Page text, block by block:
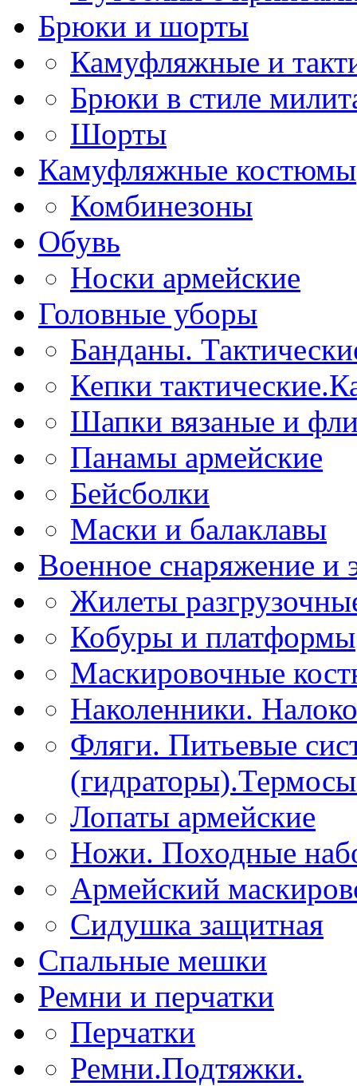
Брюки и шорты
Камуфляжные и
Брюки в стиле
Шорты
Камуфляжные костюмы
Комбинезоны
Обувь
Носки армейские
Головные уборы
Банданы.
Кепки
Шапки вязаные и
Панамы армейские
Бейсболки
Маски и балаклавы
Военное снаряжение и
Жилеты
Кобуры и платформы
Маскировочные
Наколенники.
Фляги. Питьевые
Лопаты армейские
Ножи. Походные
Армейский
Сидушка защитная
Спальные мешки
Ремни и перчатки
Перчатки
Ремни.Подтяжки.